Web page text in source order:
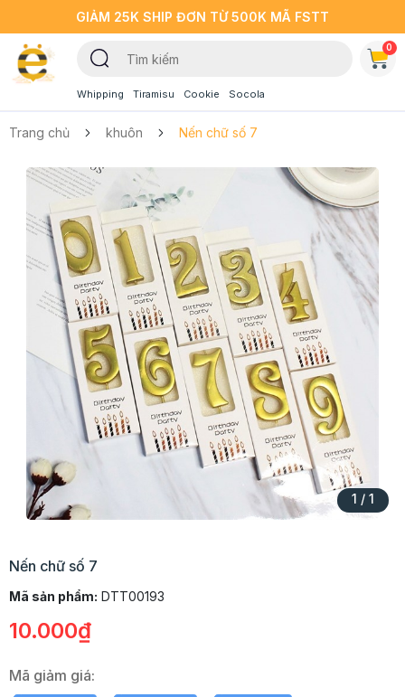
GIẢM 25K SHIP ĐƠN TỪ 500K MÃ FSTT
Whipping Tiramisu Cookie Socola
0
Trang chủ khuôn Nến chữ số 7
1 / 1
Nến chữ số 7
Mã sản phẩm: DTT00193
10.000₫
Mã giảm giá: